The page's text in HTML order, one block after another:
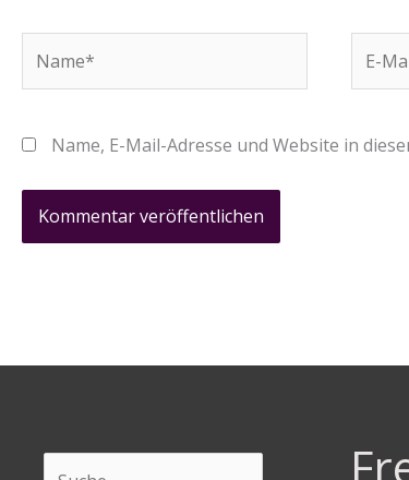
Mail-
Name, E-Mail-Adresse und Website in